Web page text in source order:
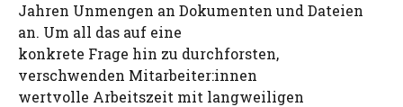
Jahren Unmengen an Dokumenten und Dateien
an. Um all das auf eine
konkrete Frage hin zu durchforsten,
verschwenden Mitarbeiter:innen
wertvolle Arbeitszeit mit langweiligen